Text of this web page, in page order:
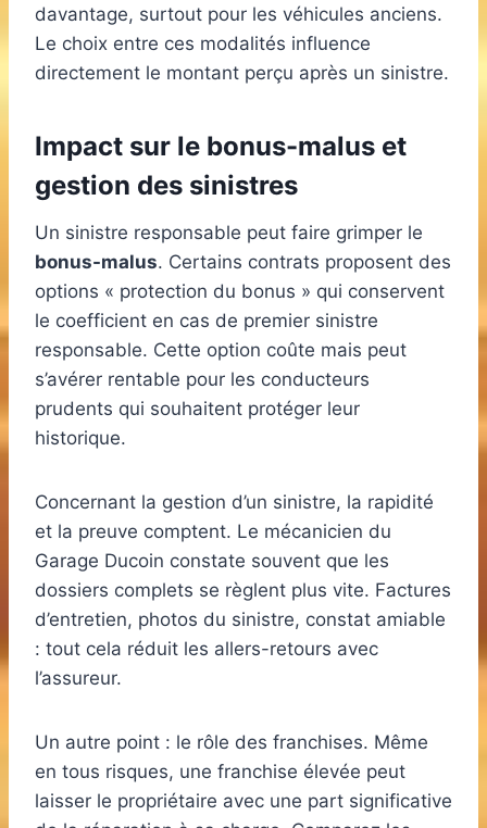
davantage, surtout pour les véhicules anciens.
Le choix entre ces modalités influence
directement le montant perçu après un sinistre.
Impact sur le bonus-malus et
gestion des sinistres
Un sinistre responsable peut faire grimper le
bonus-malus. Certains contrats proposent des
options « protection du bonus » qui conservent
le coefficient en cas de premier sinistre
responsable. Cette option coûte mais peut
s’avérer rentable pour les conducteurs
prudents qui souhaitent protéger leur
historique.
Concernant la gestion d’un sinistre, la rapidité
et la preuve comptent. Le mécanicien du
Garage Ducoin constate souvent que les
dossiers complets se règlent plus vite. Factures
d’entretien, photos du sinistre, constat amiable
: tout cela réduit les allers-retours avec
l’assureur.
Un autre point : le rôle des franchises. Même
en tous risques, une franchise élevée peut
laisser le propriétaire avec une part significative